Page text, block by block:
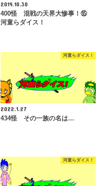
2019.10.30
400怪 混戦の天界大惨事！⑮
河童らダイス！
河童らダイス！
2022.1.27
434怪 その一族の名は…
河童らダイス！